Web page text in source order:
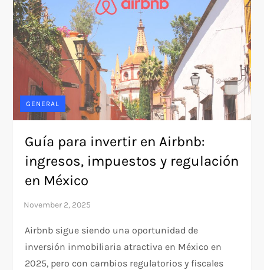
GENERAL
Guía para invertir en Airbnb:
ingresos, impuestos y regulación
en México
Airbnb sigue siendo una oportunidad de
inversión inmobiliaria atractiva en México en
2025, pero con cambios regulatorios y fiscales